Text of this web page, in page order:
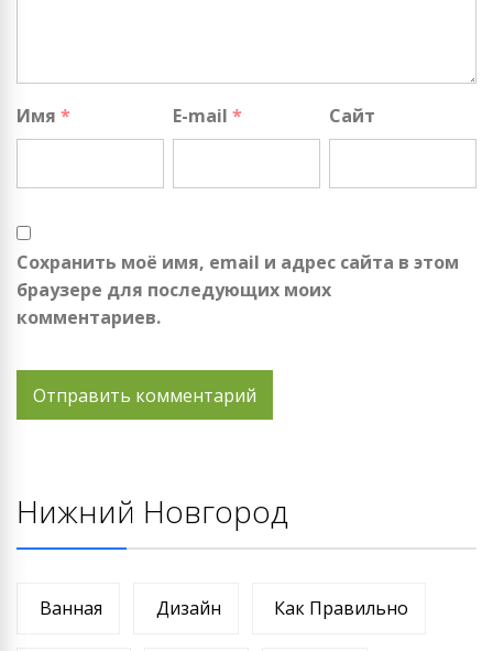
Имя * E-mail* Сайт
Сохранить моё имя, email и адрес сайта в этом
браузере для последующих моих
комментариев.
Нижний Новгород
Ванная Дизайн Как Правильно